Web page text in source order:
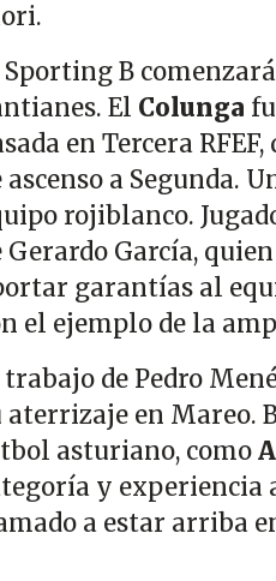
Sporting B
El Colunga
en Tercera
ascenso a Segunda.
rojiblanco.
Gerardo García,
garantías al
el ejemplo de la
de Pedro
aterrizaje en Mareo.
asturiano, como
y experiencia
a estar arriba